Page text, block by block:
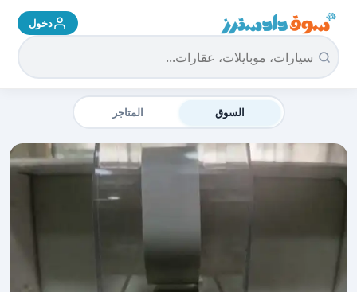
سوق دادسترز الرئيسية دخول
السوق المتاجر